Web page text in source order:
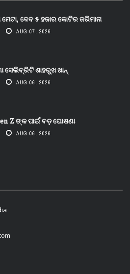
ଦେବ ୫ ହଜାର କୋଟିର ଜରିମାନା
AUG 07, 2026
ସେଲିବ୍ରିଟି ଶାହରୁଖ ଖାନ୍
AUG 06, 2026
Z ଙ୍କ ପାଇଁ ବଡ଼ ଘୋଷଣା
AUG 06, 2026